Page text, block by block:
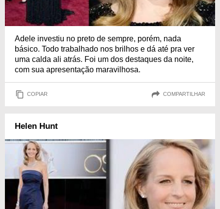
Adele investiu no preto de sempre, porém, nada
básico. Todo trabalhado nos brilhos e dá até pra ver
uma calda ali atrás. Foi um dos destaques da noite,
com sua apresentação maravilhosa.
COPIAR COMPARTILHAR
Helen Hunt